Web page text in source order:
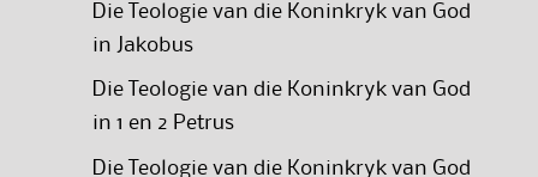
Die Teologie van die Koninkryk van God
in Jakobus
Die Teologie van die Koninkryk van God
in 1 en 2 Petrus
Die Teologie van die Koninkryk van God